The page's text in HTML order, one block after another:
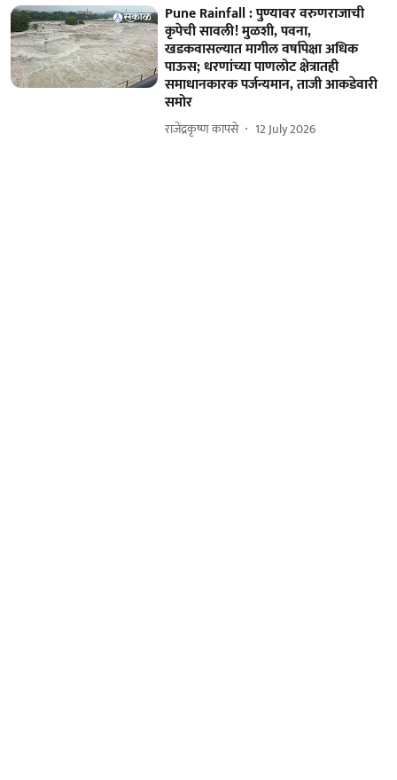
Pune Rainfall : पुण्यावर वरुणराजाची
कृपेची सावली! मुळशी, पवना,
खडकवासल्यात मागील वर्षापेक्षा अधिक
पाऊस; धरणांच्या पाणलोट क्षेत्रातही
समाधानकारक पर्जन्यमान, ताजी आकडेवारी
समोर
राजेंद्रकृष्ण कापसे 12 July 2026